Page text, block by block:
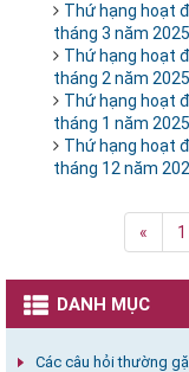
Thứ hạng hoạt
tháng 3 năm 2025
Thứ hạng hoạt
tháng 2 năm 2025
Thứ hạng hoạt
tháng 1 năm 2025
Thứ hạng hoạt
tháng 12 năm
« 1
DANH MỤC
Các câu hỏi thường